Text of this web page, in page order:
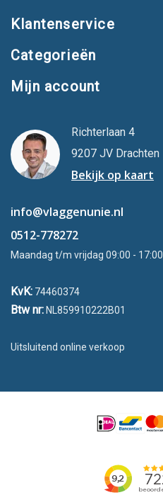
Klantenservice
Categorieën
Mijn account
Richterlaan 4
9207 JV Drachten
Bekijk op kaart
info@vlaggenunie.nl
0512-778272
Maandag t/m vrijdag 09:00 - 17:00
KvK: 74460374
Btw nr: NL859910222B01
Uitsluitend online verkoop